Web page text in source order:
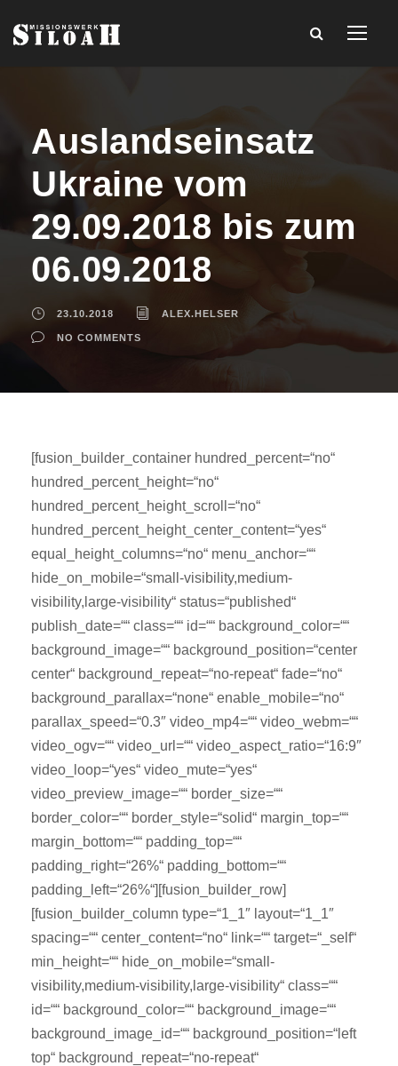
Auslandseinsatz
Ukraine vom
29.09.2018 bis zum
06.09.2018
23.10.2018 ALEX.HELSER
NO COMMENTS
[fusion_builder_container hundred_percent=“no“
hundred_percent_height=“no“
hundred_percent_height_scroll=“no“
hundred_percent_height_center_content=“yes“
equal_height_columns=“no“ menu_anchor=““
hide_on_mobile=“small-visibility,medium-
visibility,large-visibility“ status=“published“
publish_date=““ class=““ id=““ background_color=““
background_image=““ background_position=“center
center“ background_repeat=“no-repeat“ fade=“no“
background_parallax=“none“ enable_mobile=“no“
parallax_speed=“0.3″ video_mp4=““ video_webm=““
video_ogv=““ video_url=““ video_aspect_ratio=“16:9″
video_loop=“yes“ video_mute=“yes“
video_preview_image=““ border_size=““
border_color=““ border_style=“solid“ margin_top=““
margin_bottom=““ padding_top=““
padding_right=“26%“ padding_bottom=““
padding_left=“26%“][fusion_builder_row]
[fusion_builder_column type=“1_1″ layout=“1_1″
spacing=““ center_content=“no“ link=““ target=“_self“
min_height=““ hide_on_mobile=“small-
visibility,medium-visibility,large-visibility“ class=““
id=““ background_color=““ background_image=““
background_image_id=““ background_position=“left
top“ background_repeat=“no-repeat“